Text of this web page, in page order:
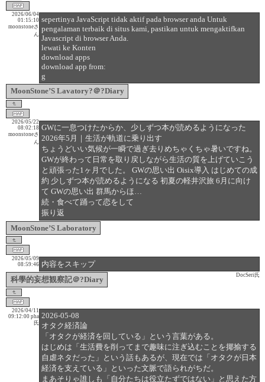
sepertinya JavaScript tidak aktif pada browser anda Untuk
pengalaman terbaik di situs kami, pastikan untuk mengaktifkan
Javascript di browser Anda.
lewati ke Konten
download apps
download app from:
g
2026/06/04
01:15:10
MoonStone’S Lavatory?＠?Diary
moonstoneさ
ん
GWに一息つけたからか、少しずつ本が読めるようになった
2026年5月｜生活が軌道に乗り出す
ちょうどいい気候が一瞬で過ぎ去りめちゃくちゃ暑いですね。
GWが終わって日常を取り戻しながら生活の質を上げていこう
と頑張った1ヶ月でした。 GWの思い出 Oisix導入 はじめての成
約 少しずつ本が読めるようになる 初夏の軽井沢旅 6月に向け
て GWの思い出 群馬からほ…
続・食べて踊って恋をして
振り返
2026/05/22
08:02:18
MoonStone’S Laboratory
moonstoneさ
ん
内容をスキップ
2026/05/09
08:59:46
科學的妄想観察記＠?Diary DocSeri氏
2026-05-08
オタク経済論
「オタクが経済を回している」という言葉がある。
はじめは「生活費を削ってまで趣味に注ぎ込むことを揶揄する
自虐ネタだった」という話もあるが、現在では「オタクが日本
経済を支えている」といった文脈で語られがちだ。
まあそりゃ誰しも「自分たちは役立たずではない」と思えた方
2026/04/11
09:12:00 pha
氏